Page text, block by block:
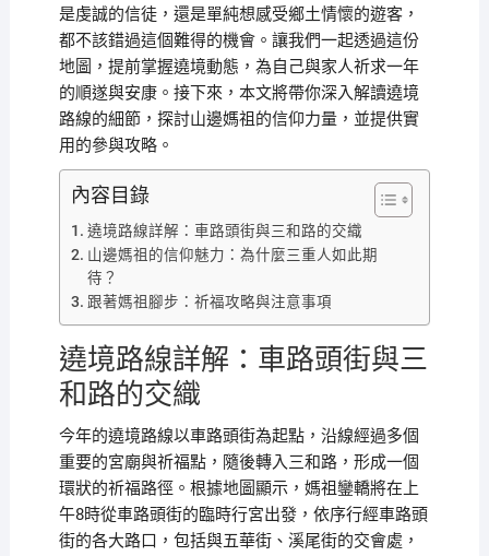
是虔誠的信徒，還是單純想感受鄉土情懷的遊客，
都不該錯過這個難得的機會。讓我們一起透過這份
地圖，提前掌握遶境動態，為自己與家人祈求一年
的順遂與安康。接下來，本文將帶你深入解讀遶境
路線的細節，探討山邊媽祖的信仰力量，並提供實
用的參與攻略。
內容目錄
遶境路線詳解：車路頭街與三和路的交織
山邊媽祖的信仰魅力：為什麼三重人如此期
待？
跟著媽祖腳步：祈福攻略與注意事項
遶境路線詳解：車路頭街與三
和路的交織
今年的遶境路線以車路頭街為起點，沿線經過多個
重要的宮廟與祈福點，隨後轉入三和路，形成一個
環狀的祈福路徑。根據地圖顯示，媽祖鑾轎將在上
午8時從車路頭街的臨時行宮出發，依序行經車路頭
街的各大路口，包括與五華街、溪尾街的交會處，